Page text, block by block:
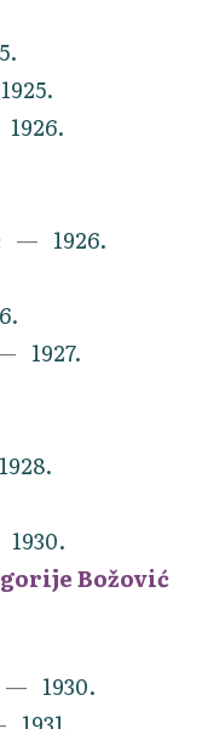
1925.
1926.
1926.
1927.
1928.
1930.
Božović
1930.